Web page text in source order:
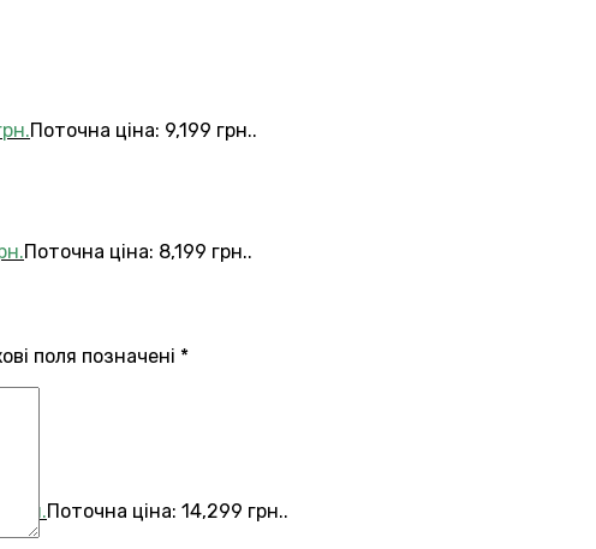
Поточна ціна: 9,199 грн..
Поточна ціна: 8,199 грн..
грн.Поточна ціна: 14,299 грн..
поля позначені *